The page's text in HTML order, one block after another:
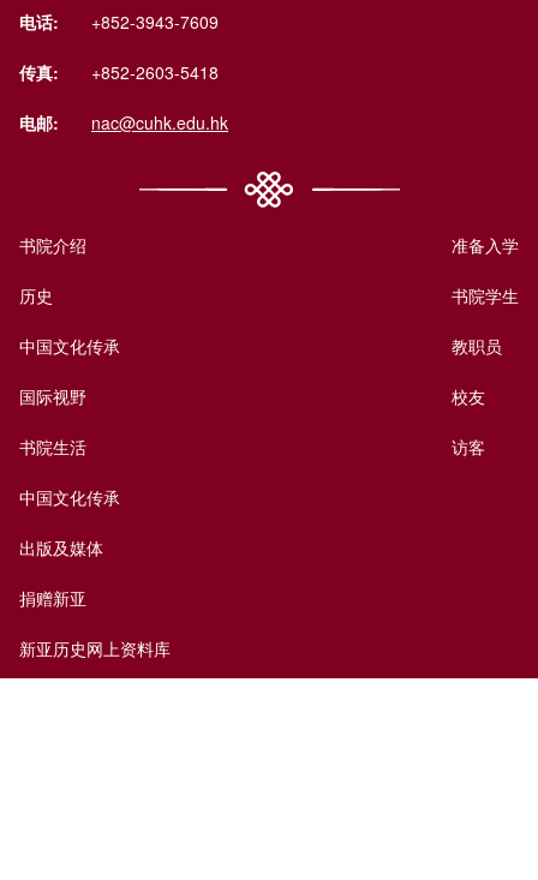
电话: +852-3943-7609
传真: +852-2603-5418
电邮: nac@cuhk.edu.hk
书院介绍
历史
中国文化传承
国际视野
书院生活
中国文化传承
出版及媒体
捐赠新亚
新亚历史网上资料库
准备入学
书院学生
教职员
校友
访客